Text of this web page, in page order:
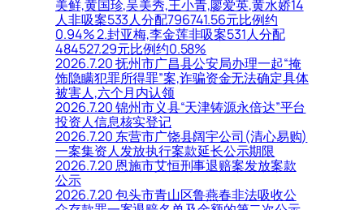
美鲜,黄国珍,吴美秀,王小青,廖爱英,黄水娇14
人非吸案533人分配796741.56元比例约
0.94% 2.封亚梅,李金莲非吸案531人分配
484527.29元比例约0.58%
2026.7.20 抚州市广昌县公安局办理一起“掩
饰隐瞒犯罪所得罪”案,诈骗资金无法确定具体
被害人,六个月内认领
2026.7.20 锦州市义县“天津铸源永倍达”平台
投资人信息核实登记
2026.7.20 东营市广饶县阔宇公司(清心易购)
一案集资人发放执行案款延长公示期限
2026.7.20 恩施市艾恒刑事退赔案发放案款
公示
2026.7.20 包头市青山区鲁燕春非法吸收公